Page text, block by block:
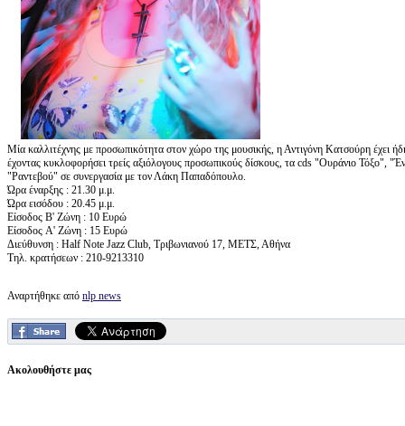
Μία καλλιτέχνης με προσωπικότητα στον χώρο της μουσικής, η Αντιγόνη Κατσούρη έχει
έχοντας κυκλοφορήσει τρείς αξιόλογους προσωπικούς δίσκους, τα cds "Ουράνιο Τόξο",
"Ραντεβού" σε συνεργασία με τον Λάκη Παπαδόπουλο.
Ώρα έναρξης : 21.30 μ.μ.
Ώρα εισόδου : 20.45 μ.μ.
Είσοδος Β' Ζώνη : 10 Ευρώ
Eίσοδος A' Ζώνη : 15 Ευρώ
Διεύθυνση : Half Note Jazz Club, Τριβωνιανού 17, ΜΕΤΣ, Αθήνα
Τηλ. κρατήσεων : 210-9213310
Αναρτήθηκε από nlp news
Ακολουθήστε μας